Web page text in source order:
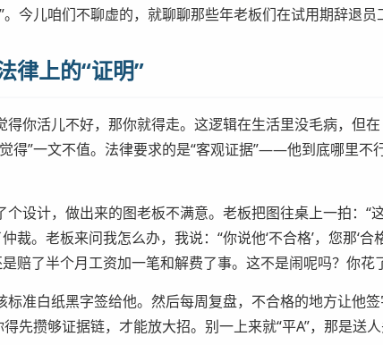
今儿咱们不聊虚的，就聊聊那些年老板们在试用期辞退员
律上的“证明”
你活儿不好，那你就得走。这逻辑在生活里没毛病，但
得”一文不值。法律要求的是“客观证据”——他到底哪里
设计，做出来的图老板不满意。老板把图往桌上一拍：“
裁。老板来问我怎么办，我说：“你说他‘不合格’，您那‘
赔了半个月工资加一笔和解费了事。这不是闹呢吗？你花
准白纸黑字签给他。然后每周复盘，不合格的地方让他
先攒够证据链，才能放大招。别一上来就“平A”，那是送人